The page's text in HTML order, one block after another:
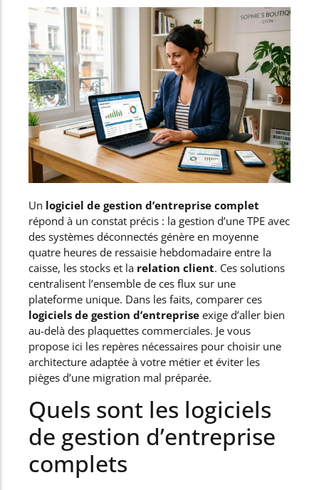
Un logiciel de gestion d’entreprise complet
répond à un constat précis : la gestion d’une TPE avec
des systèmes déconnectés génère en moyenne
quatre heures de ressaisie hebdomadaire entre la
caisse, les stocks et la relation client. Ces solutions
centralisent l’ensemble de ces flux sur une
plateforme unique. Dans les faits, comparer ces
logiciels de gestion d’entreprise exige d’aller bien
au-delà des plaquettes commerciales. Je vous
propose ici les repères nécessaires pour choisir une
architecture adaptée à votre métier et éviter les
pièges d’une migration mal préparée.
Quels sont les logiciels
de gestion d’entreprise
complets